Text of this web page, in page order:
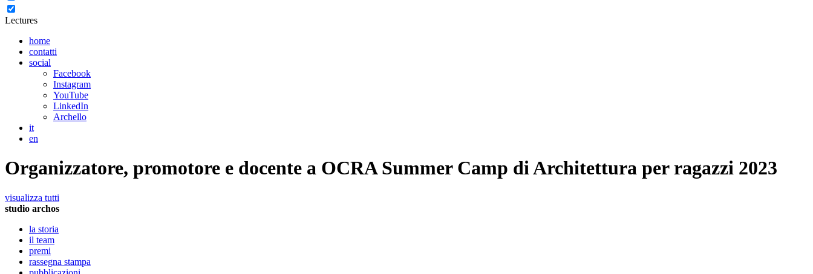
Lectures
home
contatti
social
Facebook
Instagram
YouTube
LinkedIn
Archello
it
en
Organizzatore, promotore e docente a OCRA Summer Camp di Architettura per ragazzi 2023
visualizza tutti
studio archos
la storia
il team
premi
rassegna stampa